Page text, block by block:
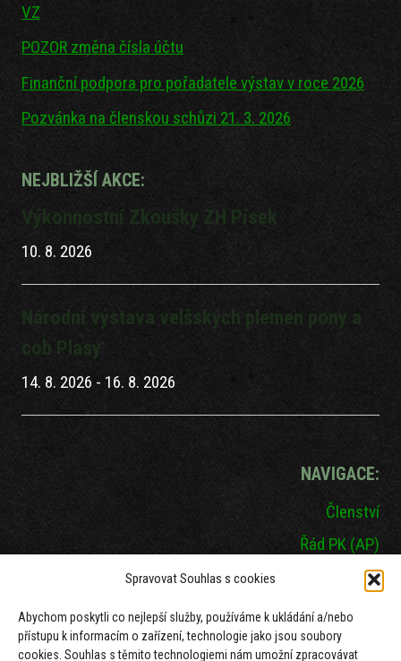
Spravovat Souhlas s cookies
Abychom poskytli co nejlepší služby, používáme k ukládání a/nebo
přístupu k informacím o zařízení, technologie jako jsou soubory
cookies. Souhlas s těmito technologiemi nám umožní zpracovávat
VZ
POZOR změna čísla účtu
Finanční podpora pro pořadatele výstav v roce 2026
Pozvánka na členskou schůzi 21. 3. 2026
NEJBLIŽŠÍ AKCE:
Výkonnostní Zkoušky ZH Písek
10. 8. 2026
Národní výstava velšských plemen pony a
cob Plasy
14. 8. 2026 - 16. 8. 2026
NAVIGACE:
Členství
Řád PK (AP)
Mezinárodní šampionát
Seznam hřebců
Dokumenty